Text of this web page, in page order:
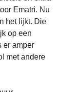
Ematri. Nu
het lijkt. Die
op een
er amper
met andere